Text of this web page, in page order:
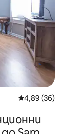
Средна
4,89 (36)